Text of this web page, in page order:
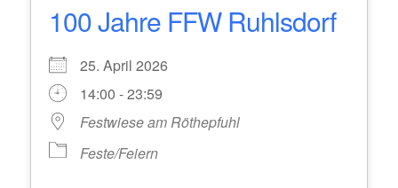
100 Jahre FFW Ruhlsdorf
25. April 2026
14:00 - 23:59
Festwiese am Röthepfuhl
Feste/Feiern